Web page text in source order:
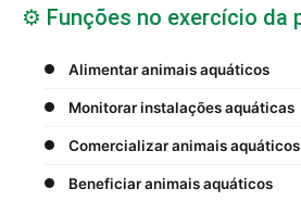
⚙️ Funções no exercício da
Alimentar animais aquáticos
Monitorar instalações aquáticas
Comercializar animais aquáticos
Beneficiar animais aquáticos